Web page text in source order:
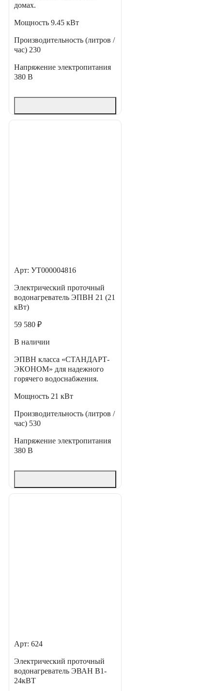
домах.
Мощность 9.45 кВт
Производительность (литров /
час) 230
Напряжение электропитания
380 В
Арт: УТ000004816
Электрический проточный
водонагреватель ЭПВН 21 (21
кВт)
59 580 ₽
В наличии
ЭПВН класса «СТАНДАРТ-
ЭКОНОМ» для надежного
горячего водоснабжения.
Мощность 21 кВт
Производительность (литров /
час) 530
Напряжение электропитания
380 В
Арт: 624
Электрический проточный
водонагреватель ЭВАН В1-
24кВТ